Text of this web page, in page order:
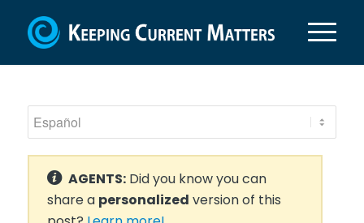
AGENTS:Did you know you can
share a personalized version of this